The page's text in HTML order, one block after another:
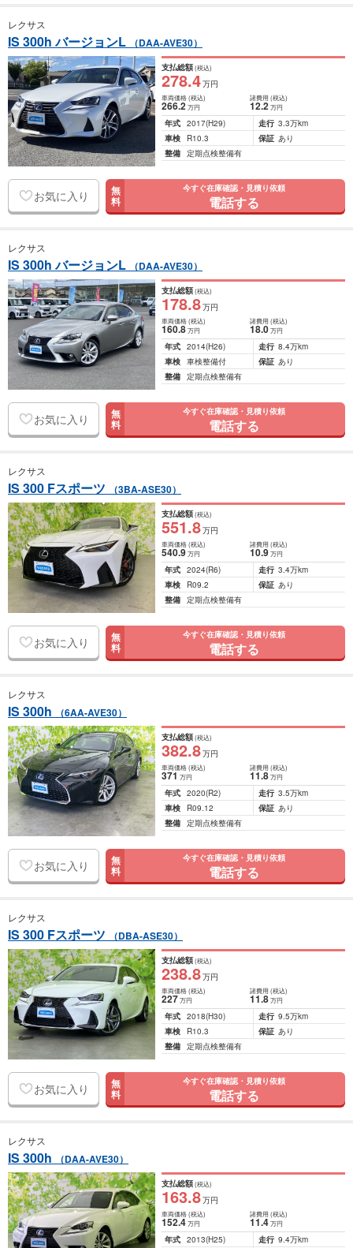
レクサス
IS 300h バージョンL （DAA-AVE30）
支払総額(税込)
278.4万円
車両価格(税込)
266.2万円
諸費用 (税込)
12.2 万円
年式 2017(H29) 走行 3.3万km
車検
R10.3 保証 あり
整備 定期点検整備有
お気に入り 無
料
今すぐ在庫確認・見積り依頼
電話する
レクサス
IS 300h バージョンL （DAA-AVE30）
支払総額(税込)
178.8万円
車両価格(税込)
160.8万円
諸費用 (税込)
18.0 万円
年式 2014(H26) 走行 8.4万km
車検 車検整備付 保証 あり
整備 定期点検整備有
お気に入り 無
料
今すぐ在庫確認・見積り依頼
電話する
レクサス
IS 300 Fスポーツ （3BA-ASE30）
支払総額(税込)
551.8万円
車両価格(税込)
540.9万円
諸費用 (税込)
10.9 万円
年式 2024(R6) 走行 3.4万km
車検
R09.2 保証 あり
整備 定期点検整備有
お気に入り 無
料
今すぐ在庫確認・見積り依頼
電話する
レクサス
IS 300h （6AA-AVE30）
支払総額(税込)
382.8万円
車両価格(税込)
371万円
諸費用 (税込)
11.8 万円
年式 2020(R2) 走行 3.5万km
車検
R09.12 保証 あり
整備 定期点検整備有
お気に入り 無
料
今すぐ在庫確認・見積り依頼
電話する
レクサス
IS 300 Fスポーツ （DBA-ASE30）
支払総額(税込)
238.8万円
車両価格(税込)
227万円
諸費用 (税込)
11.8 万円
年式 2018(H30) 走行 9.5万km
車検
R10.3 保証 あり
整備 定期点検整備有
お気に入り 無
料
今すぐ在庫確認・見積り依頼
電話する
レクサス
IS 300h （DAA-AVE30）
支払総額(税込)
163.8万円
車両価格(税込)
152.4万円
諸費用 (税込)
11.4 万円
年式 2013(H25) 走行 9.4万km